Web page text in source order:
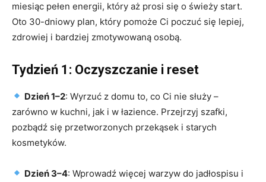
miesiąc pełen energii, który aż prosi się o świeży start.
Oto 30-dniowy plan, który pomoże Ci poczuć się lepiej,
zdrowiej i bardziej zmotywowaną osobą.
Tydzień 1: Oczyszczanie i reset
Dzień 1–2: Wyrzuć z domu to, co Ci nie służy –
zarówno w kuchni, jak i w łazience. Przejrzyj szafki,
pozbądź się przetworzonych przekąsek i starych
kosmetyków.
Dzień 3–4: Wprowadź więcej warzyw do jadłospisu i